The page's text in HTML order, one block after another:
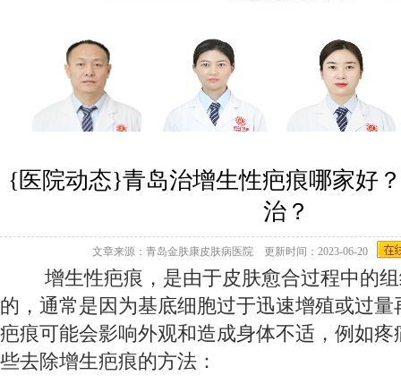
{医院动态}青岛治增生性疤痕哪家好
治？
文章来源：青岛金肤康皮肤病医院 更新时间：2023-06-20
增生性疤痕，是由于皮肤愈合过程中的组
的，通常是因为基底细胞过于迅速增殖或过
疤痕可能会影响外观和造成身体不适，例如
些去除增生疤痕的方法：